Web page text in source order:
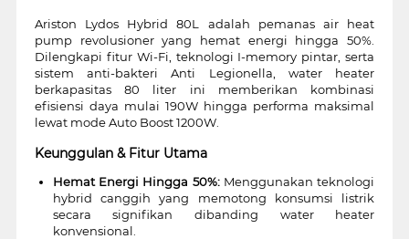
Ariston Lydos Hybrid 80L adalah pemanas air heat
pump revolusioner yang hemat energi hingga 50%.
Dilengkapi fitur Wi-Fi, teknologi I-memory pintar, serta
sistem anti-bakteri Anti Legionella, water heater
berkapasitas 80 liter ini memberikan kombinasi
efisiensi daya mulai 190W hingga performa maksimal
lewat mode Auto Boost 1200W.
Keunggulan & Fitur Utama
Hemat Energi Hingga 50%:Menggunakan teknologi
hybrid canggih yang memotong konsumsi listrik
secara signifikan dibanding water heater
konvensional.